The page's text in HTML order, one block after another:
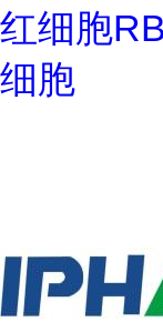
红细胞
细胞